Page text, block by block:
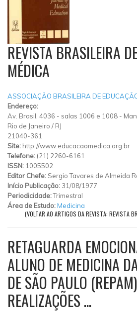
REVISTA BRASILEIRA
MÉDICA
ASSOCIAÇÃO BRASILEIRA DE
Endereço:
Av. Brasil, 4036 - salas 1006 e 1008 -
Rio de Janeiro / RJ
21040-361
Site: http://www.educacaomedica.org.br
Telefone: (21) 2260-6161
ISSN: 1005502
Editor Chefe: Sergio Tavares de Almeida
Início Publicação: 31/08/1977
Periodicidade:Trimestral
Área de Estudo:Medicina
(VOLTAR AO ARTIGOS DA REVISTA: REVISTA
RETAGUARDA
ALUNO DE MEDICINA
DE SÃO PAULO
REALIZAÇÕES ...